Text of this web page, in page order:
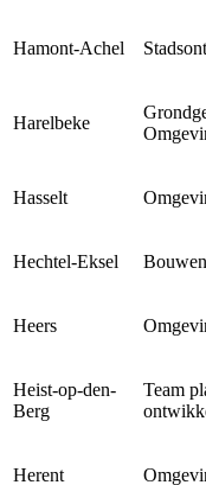
Hamont-Achel
Harelbeke
Hasselt
Hechtel-Eksel
Heers
Heist-op-den-
Berg
Team
Herent